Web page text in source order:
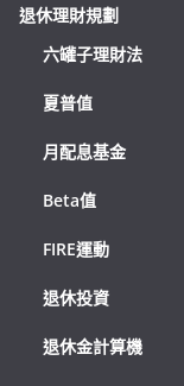
退休理財規劃
六罐子理財法
夏普值
月配息基金
Beta值
FIRE運動
退休投資
退休金計算機